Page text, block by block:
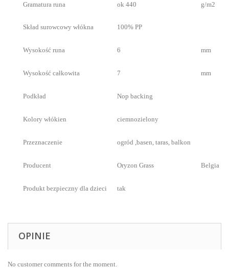
Gramatura runa ok 440 g/m2
Skład surowcowy włókna 100% PP
Wysokość runa 6 mm
Wysokość całkowita 7 mm
Podkład Nop backing
Kolory włókien ciemnozielony
Przeznaczenie ogród ,basen, taras, balkon
Producent Oryzon Grass Belgia
Produkt bezpieczny dla dzieci tak
OPINIE
No customer comments for the moment.